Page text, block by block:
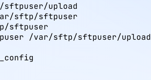
upload
sftp/sftpuser
sftpuser
/var/sftp/sftpuser/upload